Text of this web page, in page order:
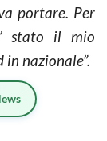
portare. Per
stato il mio
nazionale”.